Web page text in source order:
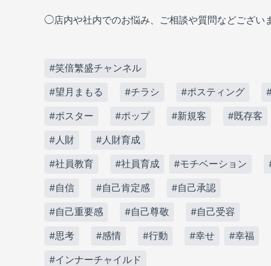
◯店内や社内でのお悩み、ご相談や質問などござい
#笑倍繁盛チャンネル
#望月まもる #チラシ #ポスティング
#ポスター #ポップ #新規客 #既存客
#人財 #人財育成
#社員教育 #社員育成 #モチベーション
#自信 #自己肯定感 #自己承認
#自己重要感 #自己尊敬 #自己受容
#思考 #感情 #行動 #幸せ #幸福
#インナーチャイルド